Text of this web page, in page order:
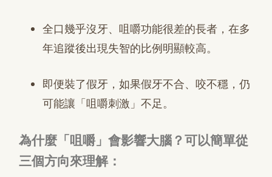
全口幾乎沒牙、咀嚼功能很差的長者，在多
年追蹤後出現失智的比例明顯較高。
即便裝了假牙，如果假牙不合、咬不穩，仍
可能讓「咀嚼刺激」不足。
為什麼「咀嚼」會影響大腦？可以簡單從
三個方向來理解：